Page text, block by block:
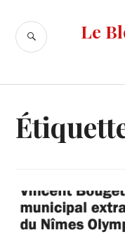
contenu
Le
RECHERCHE